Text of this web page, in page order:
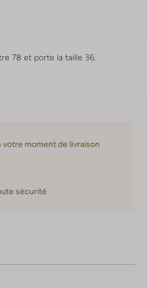
78 et porte la taille 36.
moment de livraison
sécurité